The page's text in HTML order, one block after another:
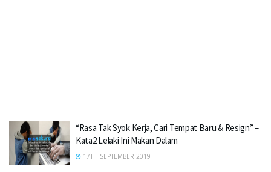
“Rasa Tak Syok Kerja, Cari Tempat Baru & Resign” –
Kata2 Lelaki Ini Makan Dalam
17TH SEPTEMBER 2019